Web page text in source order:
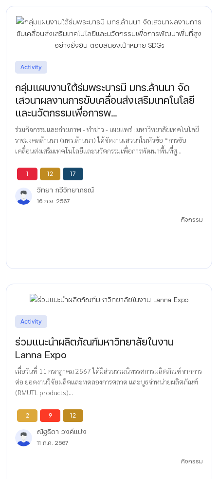
Activity
กลุ่มแผนงานใต้ร่มพระบารมี มทร.ล้านนา จัด
เสวนาผลงานการขับเคลื่อนส่งเสริมเทคโนโลยี
และนวัตกรรมเพื่อการพ...
ร่วมกิจกรรมและถ่ายภาพ - ทำข่าว - เผยแพร่ : มหาวิทยาลัยเทคโนโลยี
ราชมงคลล้านนา (มทร.ล้านนา) ได้จัดงานเสวนาในหัวข้อ “การขับ
เคลื่อนส่งเสริมเทคโนโลยีและนวัตกรรมเพื่อการพัฒนาพื้นที่สู...
1 12 17
วิทยา กวีวิทยาภรณ์
16 ก.ย. 2567
กิจกรรม
Activity
ร่วมแนะนำผลิตภัณฑ์มหาวิทยาลัยในงาน
Lanna Expo
เมื่อวันที่ 11 กรกฎาคม 2567 ได้มีส่วนร่วมนิทรรศการผลิตภัณฑ์จากการ
ต่อ ยอดงานวิจัยผลิตและทดลองการตลาด และบูธจำหน่ายผลิตภัณฑ์
(RMUTL products)...
2 9 12
ณัฐธิดา วงค์แปง
11 ก.ค. 2567
กิจกรรม